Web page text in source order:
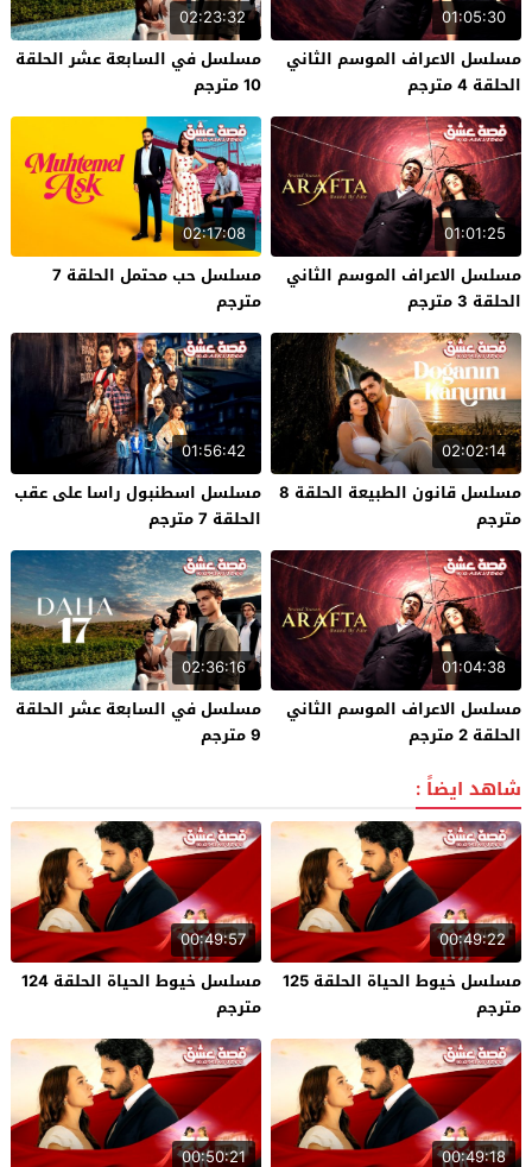
01:05:30
مسلسل الاعراف الموسم الثاني
الحلقة 4 مترجم
02:23:32
مسلسل في السابعة عشر الحلقة
10 مترجم
01:01:25
مسلسل الاعراف الموسم الثاني
الحلقة 3 مترجم
02:17:08
مسلسل حب محتمل الحلقة 7
مترجم
02:02:14
مسلسل قانون الطبيعة الحلقة 8
مترجم
01:56:42
مسلسل اسطنبول راسا على عقب
الحلقة 7 مترجم
01:04:38
مسلسل الاعراف الموسم الثاني
الحلقة 2 مترجم
02:36:16
مسلسل في السابعة عشر الحلقة
9 مترجم
شاهد ايضاً :
00:49:22
مسلسل خيوط الحياة الحلقة 125
مترجم
00:49:57
مسلسل خيوط الحياة الحلقة 124
مترجم
00:49:18
00:50:21